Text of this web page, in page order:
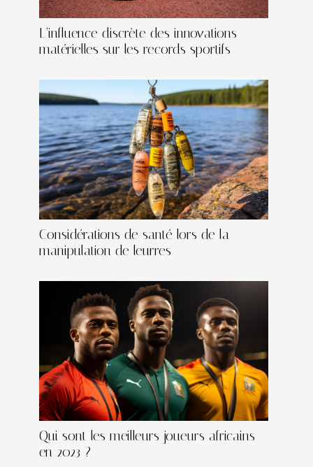
L’influence discrète des innovations
matérielles sur les records sportifs
Considérations de santé lors de la
manipulation de leurres
Qui sont les meilleurs joueurs africains
en 2023 ?